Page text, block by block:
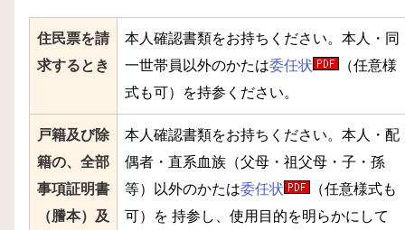
住民票を請
求するとき
本人確認書類をお持ちください。本人・同
一世帯員以外のかたは委任状
（任意様
式も可）を持参ください。
戸籍及び除
籍の、全部
事項証明書
（謄本）及
本人確認書類をお持ちください。本人・配
偶者・直系血族（父母・祖父母・子・孫
等）以外のかたは委任状
（任意様式も
可）を 持参し、使用目的を明らかにして